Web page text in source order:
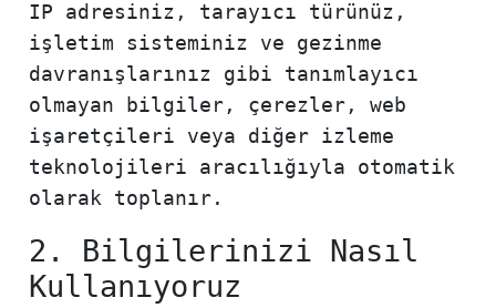
IP adresiniz, tarayıcı türünüz,
işletim sisteminiz ve gezinme
davranışlarınız gibi tanımlayıcı
olmayan bilgiler, çerezler, web
işaretçileri veya diğer izleme
teknolojileri aracılığıyla otomatik
olarak toplanır.
2. Bilgilerinizi Nasıl
Kullanıyoruz